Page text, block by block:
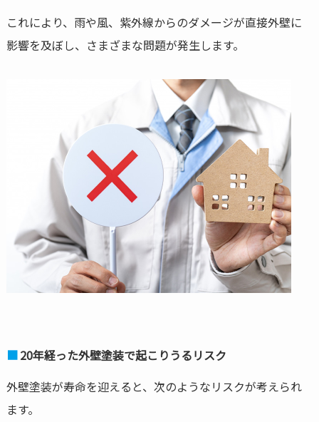
これにより、雨や風、紫外線からのダメージが直接外壁に
影響を及ぼし、さまざまな問題が発生します。
20年経った外壁塗装で起こりうるリスク
外壁塗装が寿命を迎えると、次のようなリスクが考えられ
ます。